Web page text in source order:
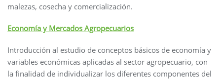
malezas, cosecha y comercialización.
Economía y Mercados Agropecuarios
Introducción al estudio de conceptos básicos de economía y
variables económicas aplicadas al sector agropecuario, con
la finalidad de individualizar los diferentes componentes del